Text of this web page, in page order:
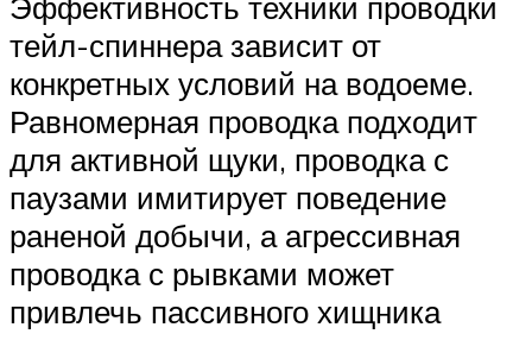
тейл-спиннера зависит от
конкретных условий на водоеме.
Равномерная проводка подходит
для активной щуки, проводка с
паузами имитирует поведение
раненой добычи, а агрессивная
проводка с рывками может
привлечь пассивного хищника